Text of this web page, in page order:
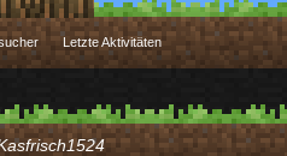
Letzte Aktivitäten